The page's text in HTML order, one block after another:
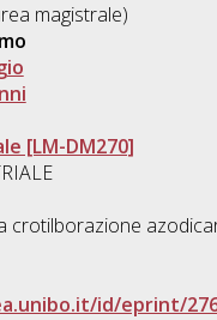
magistrale)
[LM-DM270]
crotilborazione
id/eprint/